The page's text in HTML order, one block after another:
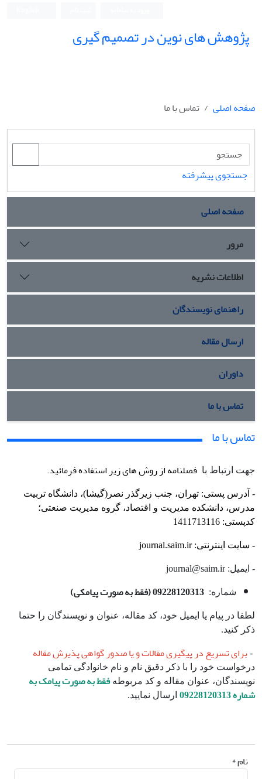
پژوهش های نوین در تصمیم گیری
صفحه اصلی تماس با ما
جستجوی پیشرفته
صفحه اصلی
مرور
اطلاعات نشریه
راهنمای نویسندگان
ارسال مقاله
داوران
تماس با ما
تماس با ما
جهت ارتباط با فصلنامه از روش های زیر استفاده فرمائید.
- آدرس پستی: تهران، جنب زیرگذر نصر(گیشا)، دانشگاه تربیت
مدرس، دانشکده مدیریت و اقتصاد، گروه مدیریت صنعتی؛
کدپستی: 1411713116
- سایت اینترنتی: journal.saim.ir
- ایمیل: journal@saim.ir
شماره: 09228120313 (فقط به صورت پیامکی)
لطفا در پیام یا ایمیل خود، کد مقاله، عنوان و نویسندگان را حتما
ذکر کنید.
- برای تسریع در پیگیری مقالات و یا صدور گواهی پذیرش مقاله
درخواست خود را با ذکر دقیق نام و نام خانوادگی تمامی
نویسندگان، عنوان مقاله و کد مربوطهفقط به صورت پیامک به
شماره 09228120313
ارسال نمایید.
نام *